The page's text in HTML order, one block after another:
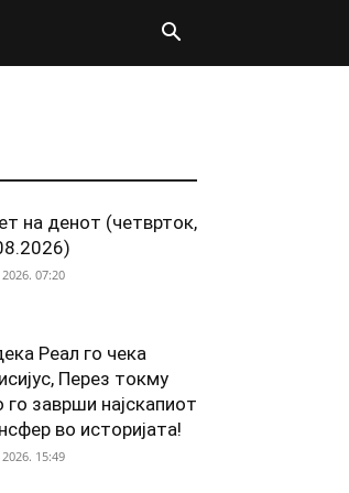
на денот (четврток,
07:20
Реал го чека
Перез токму
заврши најскапиот
во историјата!
15:49